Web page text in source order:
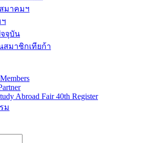
มาคมฯ
จุบัน
สมาชิกเทียก้า
Abroad Fair 40th Register
ม